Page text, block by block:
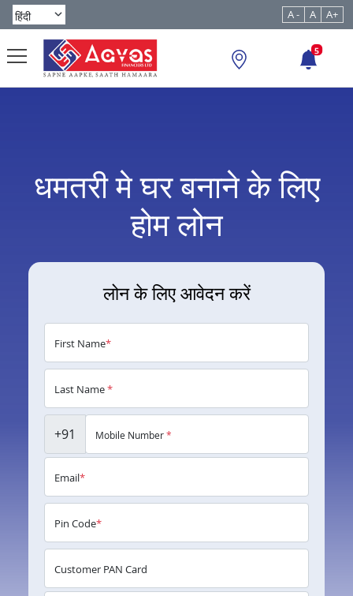
A - A A+
5
धमतरी मे घर बनाने के लिए
होम लोन
लोन के लिए आवेदन करें
First Name*
Last Name*
+91 Mobile Number*
Email*
Pin Code*
Customer PAN Card